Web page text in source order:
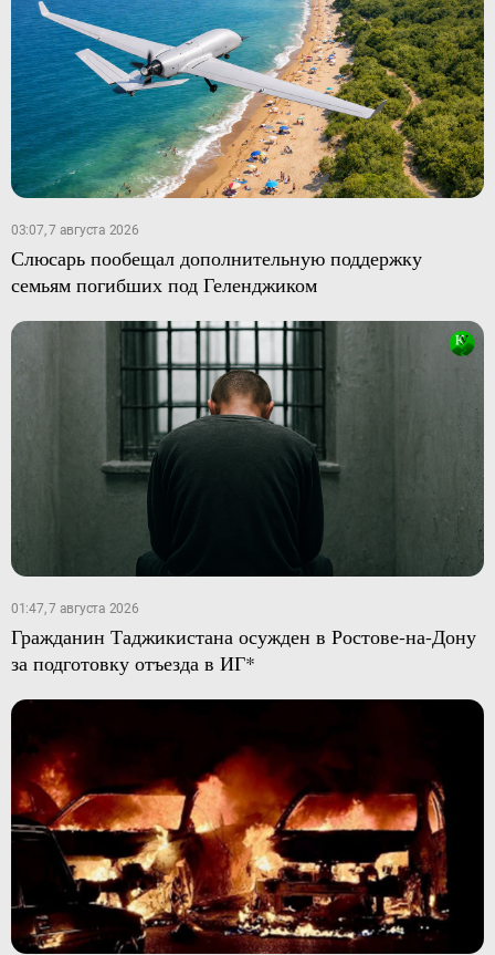
03:07, 7 августа 2026
Слюсарь пообещал дополнительную поддержку
семьям погибших под Геленджиком
01:47, 7 августа 2026
Гражданин Таджикистана осужден в Ростове-на-Дону
за подготовку отъезда в ИГ*